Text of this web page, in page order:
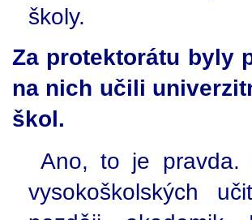
školy.
Za protektorátu byly
na nich učili
škol.
Ano, to je pravda.
vysokoškolských